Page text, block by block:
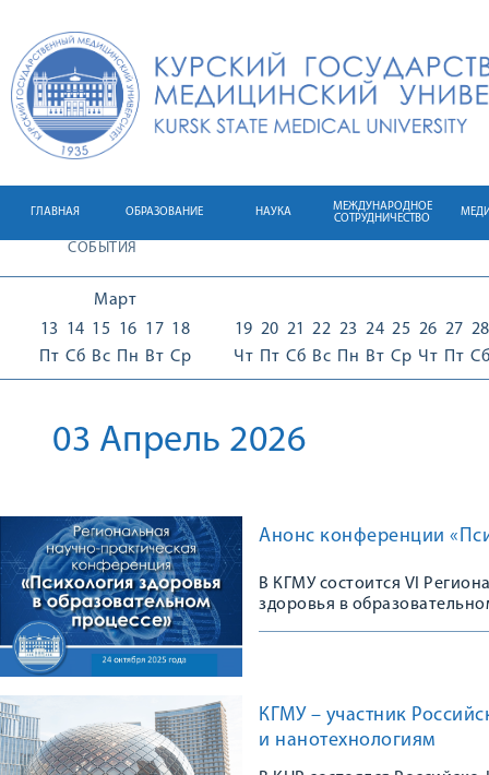
ГЛАВНАЯ ОБРАЗОВАНИЕ НАУКА
МЕЖДУНАРОДНОЕ
СОТРУДНИЧЕСТВО
СОБЫТИЯ
Март
13
Пт
14
Сб
15
Вс
16
Пн
17
Вт
18
Ср
19
Чт
20
Пт
21
Сб
22
Вс
23
Пн
24
Вт
25
Ср
26
Чт
27
Пт
28
Сб
03 Апрель 2026
Анонс конференции
В КГМУ состоится VI
здоровья в
КГМУ – участник
и нанотехнологиям